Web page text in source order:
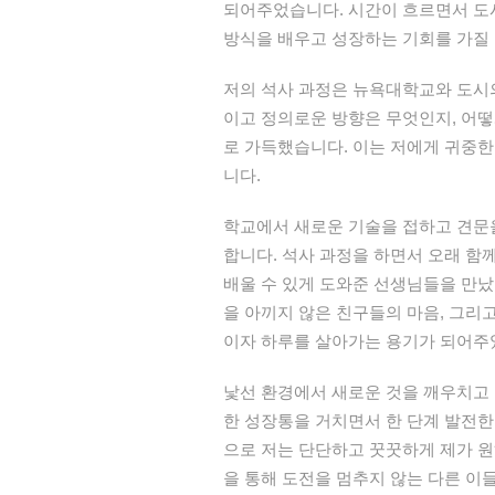
되어주었습니다. 시간이 흐르면서
방식을 배우고 성장하는 기회를 가
저의 석사 과정은 뉴욕대학교와 도
이고 정의로운 방향은 무엇인지, 어
로 가득했습니다. 이는 저에게 귀중
니다.
학교에서 새로운 기술을 접하고 견
합니다. 석사 과정을 하면서 오래 함
배울 수 있게 도와준 선생님들을 만
을 아끼지 않은 친구들의 마음, 그리
이자 하루를 살아가는 용기가 되어주
낯선 환경에서 새로운 것을 깨우치
한 성장통을 거치면서 한 단계 발전
으로 저는 단단하고 꿋꿋하게 제가
을 통해 도전을 멈추지 않는 다른 이